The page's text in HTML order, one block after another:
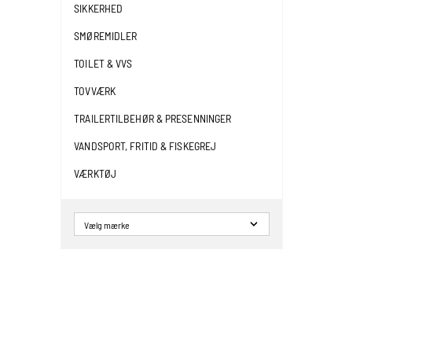
SIKKERHED
SMØREMIDLER
TOILET & VVS
TOVVÆRK
TRAILERTILBEHØR & PRESENNINGER
VANDSPORT, FRITID & FISKEGREJ
VÆRKTØJ